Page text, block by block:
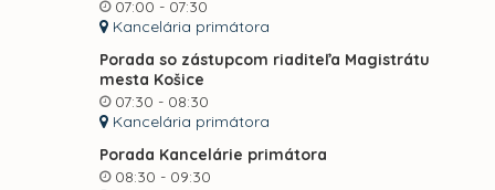
07:00 - 07:30
Kancelária primátora
Porada so zástupcom riaditeľa Magistrátu
mesta Košice
07:30 - 08:30
Kancelária primátora
Porada Kancelárie primátora
08:30 - 09:30